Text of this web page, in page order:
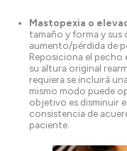
Mastopexia o
tamaño y forma y sus
aumento/pérdida de
Reposiciona el pecho
su altura original
requiera se incluirá
mismo modo puede
objetivo es disminuir
consistencia de
paciente.